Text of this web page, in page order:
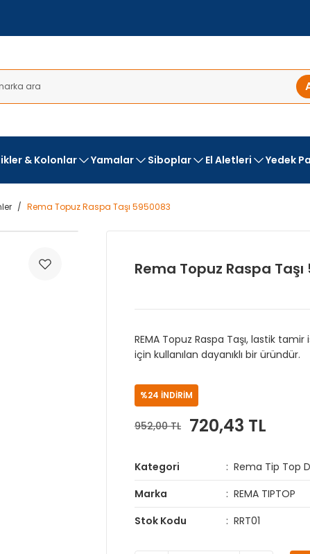
& Kolonlar Yamalar Siboplar El Aletleri Yedek
Rema Topuz Raspa Taşı 5950083
Rema Topuz Raspa
REMA Topuz Raspa Taşı, lastik
için kullanılan dayanıklı bir üründür.
%24 İNDİRİM
952,00 TL 720,43 TL
Kategori
Rema Tip Top
Marka
REMA TIPTOP
Stok Kodu
RRT01